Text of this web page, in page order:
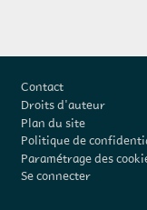
Contact
Droits d'auteur
Plan du site
Politique de
Paramétrage des
Se connecter